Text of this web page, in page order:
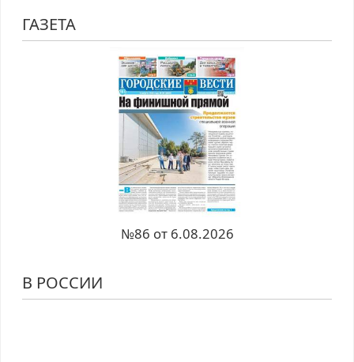
ГАЗЕТА
№86 от 6.08.2026
В РОССИИ